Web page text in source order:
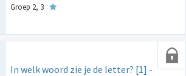
Groep 2, 3
In welk woord zie je de letter? [1] -